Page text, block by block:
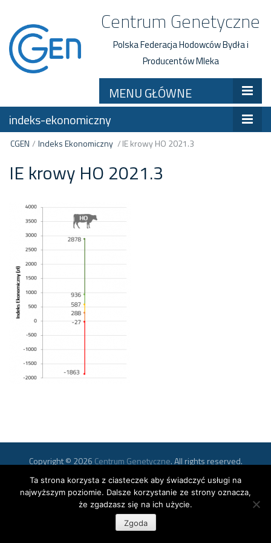
Centrum Genetyczne
Polska Federacja Hodowców Bydła i
Producentów Mleka
MENU GŁÓWNE
indeks-ekonomiczny
CGEN / Indeks Ekonomiczny /IE krowy HO 2021.3
IE krowy HO 2021.3
Copyright © 2026 Centrum Genetyczne. All rights reserved.
Ta strona korzysta z ciasteczek aby świadczyć usługi na
najwyższym poziomie. Dalsze korzystanie ze strony oznacza,
że zgadzasz się na ich użycie.
Zgoda